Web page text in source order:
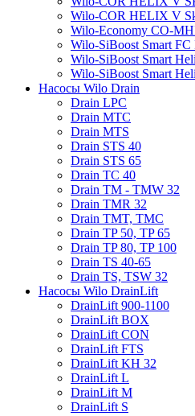
Wilo-COR HELIX V
Wilo-Economy CO-
Wilo-SiBoost Smart
Wilo-SiBoost Smart
Wilo-SiBoost Smart
Насосы Wilo Drain
Drain LPC
Drain MTC
Drain MTS
Drain STS 40
Drain STS 65
Drain TC 40
Drain TM - TMW 32
Drain TMR 32
Drain TMT, TMC
Drain TP 50, TP 65
Drain TP 80, TP 100
Drain TS 40-65
Drain TS, TSW 32
Насосы Wilo DrainLift
DrainLift 900-1100
DrainLift BOX
DrainLift CON
DrainLift FTS
DrainLift KH 32
DrainLift L
DrainLift M
DrainLift S